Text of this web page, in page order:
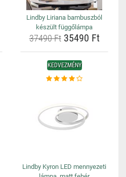
Lindby Liriana bambuszból
készült függőlámpa
37490 Ft35490 Ft
KEDVEZMÉNY
Lindby Kyron LED mennyezeti